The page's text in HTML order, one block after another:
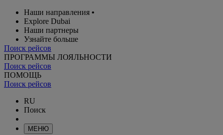
Наши направления •
Explore Dubai
Наши партнеры
Узнайте больше
Поиск рейсов
ПРОГРАММЫ ЛОЯЛЬНОСТИ
Поиск рейсов
ПОМОЩЬ
Поиск рейсов
RU
Поиск
МЕНЮ